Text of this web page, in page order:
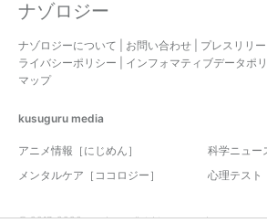
ナゾロジー
ナゾロジーについて お問い合わせ プレスリリ
ライバシーポリシー
インフォマティブデータポ
マップ
kusuguru media
アニメ情報［にじめん］
科学ニュー
メンタルケア［ココロジー］
心理テスト